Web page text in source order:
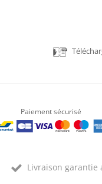
Paiement sécurisé
Livraison garantie